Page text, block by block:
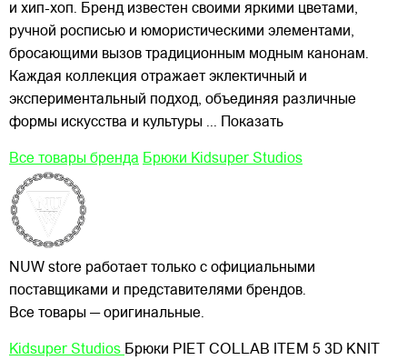
и хип-хоп. Бренд известен своими яркими цветами,
ручной росписью и юмористическими элементами,
бросающими вызов традиционным модным канонам.
Каждая коллекция отражает эклектичный и
экспериментальный подход, объединяя различные
формы искусства и культуры ... Показать
Все товары бренда Брюки Kidsuper Studios
NUW store работает только с официальными
поставщиками и представителями брендов.
Все товары — оригинальные.
Kidsuper Studios Брюки PIET COLLAB ITEM 5 3D KNIT